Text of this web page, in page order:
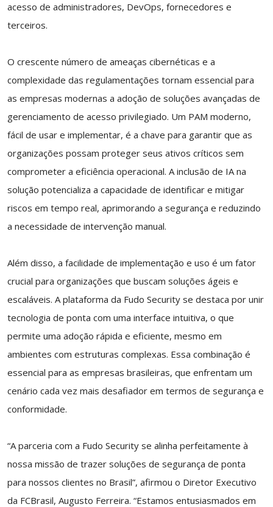
acesso de administradores, DevOps, fornecedores e
terceiros.
O crescente número de ameaças cibernéticas e a
complexidade das regulamentações tornam essencial para
as empresas modernas a adoção de soluções avançadas de
gerenciamento de acesso privilegiado. Um PAM moderno,
fácil de usar e implementar, é a chave para garantir que as
organizações possam proteger seus ativos críticos sem
comprometer a eficiência operacional. A inclusão de IA na
solução potencializa a capacidade de identificar e mitigar
riscos em tempo real, aprimorando a segurança e reduzindo
a necessidade de intervenção manual.
Além disso, a facilidade de implementação e uso é um fator
crucial para organizações que buscam soluções ágeis e
escaláveis. A plataforma da Fudo Security se destaca por unir
tecnologia de ponta com uma interface intuitiva, o que
permite uma adoção rápida e eficiente, mesmo em
ambientes com estruturas complexas. Essa combinação é
essencial para as empresas brasileiras, que enfrentam um
cenário cada vez mais desafiador em termos de segurança e
conformidade.
“A parceria com a Fudo Security se alinha perfeitamente à
nossa missão de trazer soluções de segurança de ponta
para nossos clientes no Brasil”, afirmou o Diretor Executivo
da FCBrasil, Augusto Ferreira. “Estamos entusiasmados em